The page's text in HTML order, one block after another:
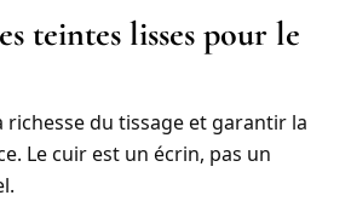
teintes lisses pour le
richesse du tissage et garantir la
Le cuir est un écrin, pas un